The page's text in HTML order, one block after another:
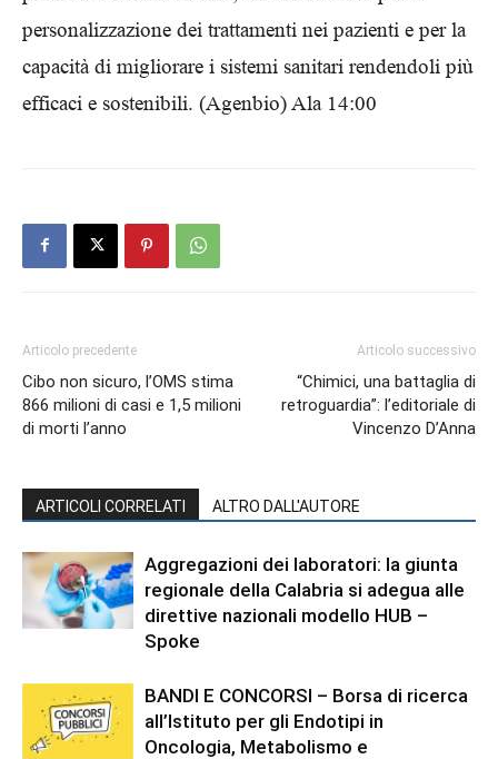
personalizzazione dei trattamenti nei pazienti e per la
capacità di migliorare i sistemi sanitari rendendoli più
efficaci e sostenibili. (Agenbio) Ala 14:00
Articolo precedente
Cibo non sicuro, l’OMS stima
866 milioni di casi e 1,5 milioni
di morti l’anno
Articolo successivo
“Chimici, una battaglia di
retroguardia”: l’editoriale di
Vincenzo D’Anna
ARTICOLI CORRELATI ALTRO DALL'AUTORE
Aggregazioni dei laboratori: la giunta
regionale della Calabria si adegua alle
direttive nazionali modello HUB –
Spoke
BANDI E CONCORSI – Borsa di ricerca
all’Istituto per gli Endotipi in
Oncologia, Metabolismo e